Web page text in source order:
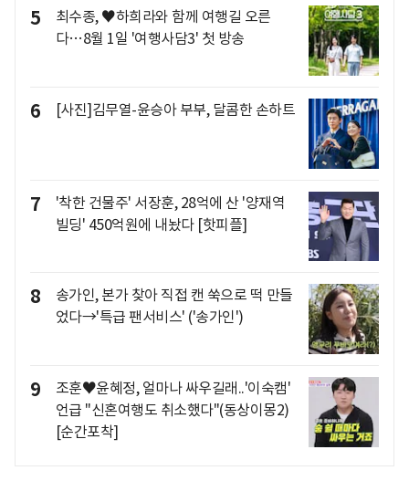
5
최수종, ♥하희라와 함께 여행길 오른
다…8월 1일 '여행사담3' 첫 방송
6 [사진]김무열-윤승아 부부, 달콤한 손하트
7
'착한 건물주' 서장훈, 28억에 산 '양재역
빌딩' 450억원에 내놨다 [핫피플]
8
송가인, 본가 찾아 직접 캔 쑥으로 떡 만들
었다→'특급 팬서비스' ('송가인')
9
조훈♥윤혜정, 얼마나 싸우길래..'이숙캠'
언급 "신혼여행도 취소했다"(동상이몽2)
[순간포착]